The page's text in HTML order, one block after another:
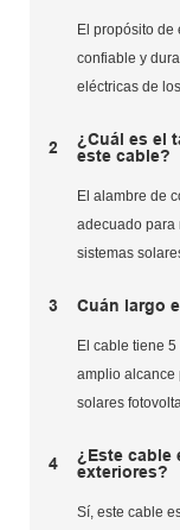
El propósito de
confiable y
eléctricas de
2
¿Cuál es el
este cable?
El alambre de
adecuado para
sistemas
3 Cuán largo
El cable tiene
amplio alcance
solares
4
¿Este cable
exteriores?
Sí, este cable